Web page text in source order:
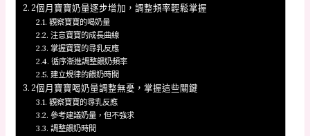
2個月寶寶奶量逐步增加，調整頻率輕鬆掌握
觀察寶寶的喝奶量
注意寶寶的成長曲線
掌握寶寶的尋乳反應
循序漸進調整餵奶頻率
建立規律的餵奶時間
2個月寶寶喝奶量調整無憂，掌握這些關鍵
觀察寶寶的尋乳反應
參考建議奶量，但不強求
調整餵奶時間